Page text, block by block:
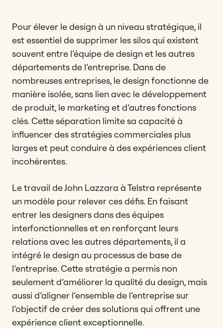
Pour élever le design à un niveau stratégique, il
est essentiel de supprimer les silos qui existent
souvent entre l’équipe de design et les autres
départements de l’entreprise. Dans de
nombreuses entreprises, le design fonctionne de
manière isolée, sans lien avec le développement
de produit, le marketing et d’autres fonctions
clés. Cette séparation limite sa capacité à
influencer des stratégies commerciales plus
larges et peut conduire à des expériences client
incohérentes.
Le travail de John Lazzara à Telstra représente
un modèle pour relever ces défis. En faisant
entrer les designers dans des équipes
interfonctionnelles et en renforçant leurs
relations avec les autres départements, il a
intégré le design au processus de base de
l’entreprise. Cette stratégie a permis non
seulement d’améliorer la qualité du design, mais
aussi d’aligner l’ensemble de l’entreprise sur
l’objectif de créer des solutions qui offrent une
expérience client exceptionnelle.